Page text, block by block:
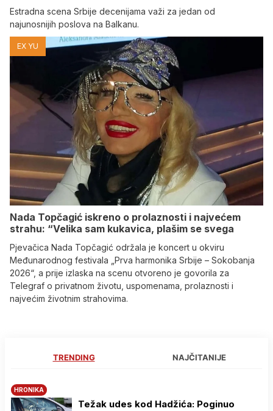
Estradna scena Srbije decenijama važi za jedan od
najunosnijih poslova na Balkanu.
EX YU
Nada Topčagić iskreno o prolaznosti i najvećem
strahu: “Velika sam kukavica, plašim se svega
​Pjevačica Nada Topčagić održala je koncert u okviru
Međunarodnog festivala „Prva harmonika Srbije – Sokobanja
2026“, a prije izlaska na scenu otvoreno je govorila za
Telegraf o privatnom životu, uspomenama, prolaznosti i
najvećim životnim strahovima.
TRENDING NAJČITANIJE
HRONIKA
Težak udes kod Hadžića: Poginuo